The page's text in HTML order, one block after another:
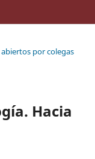
por colegas
Hacia